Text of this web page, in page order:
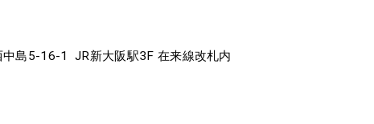
島5-16-1 JR新大阪駅3F 在来線改札内